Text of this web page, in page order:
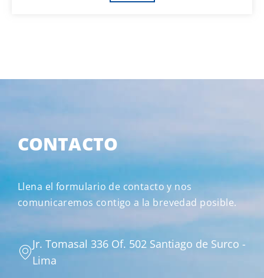
CONTACTO
Llena el formulario de contacto y nos
comunicaremos contigo a la brevedad posible.
Jr. Tomasal 336 Of. 502 Santiago de Surco -
Lima